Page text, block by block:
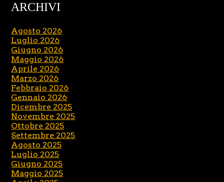
ARCHIVI
Agosto 2026
Luglio 2026
Giugno 2026
Maggio 2026
Aprile 2026
Marzo 2026
Febbraio 2026
Gennaio 2026
Dicembre 2025
Novembre 2025
Ottobre 2025
Settembre 2025
Agosto 2025
Luglio 2025
Giugno 2025
Maggio 2025